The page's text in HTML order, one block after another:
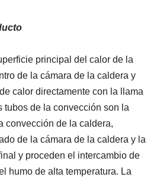
principal del calor de la
de la cámara de la caldera y
calor directamente con la llama
tubos de la convección son la
convección de la caldera,
de la cámara de la caldera y la
y proceden el intercambio de
humo de alta temperatura. La